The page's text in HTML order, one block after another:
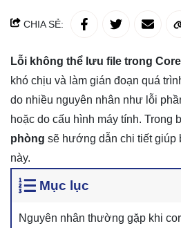
CHIA SẺ:
Lỗi không thể lưu file trong
khó chịu và làm gián đoạn quá
do nhiều nguyên nhân như lỗi
hoặc do cấu hình máy tính. Trong
phòng sẽ hướng dẫn chi tiết giúp
này.
Mục lục
Nguyên nhân thường gặp khi